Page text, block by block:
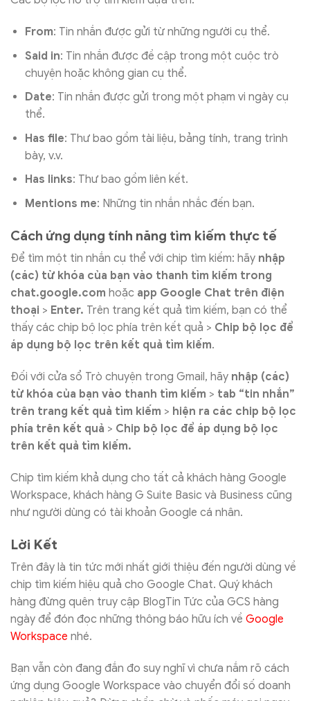
From: Tin nhắn được gửi từ những người cụ thể.
Said in: Tin nhắn được đề cập trong một cuộc trò
chuyện hoặc không gian cụ thể.
Date: Tin nhắn được gửi trong một phạm vi ngày cụ
thể.
Has file: Thư bao gồm tài liệu, bảng tính, trang trình
bày, v.v.
Has links: Thư bao gồm liên kết.
Mentions me: Những tin nhắn nhắc đến bạn.
Cách ứng dụng tính năng tìm kiếm thực tế
Để tìm một tin nhắn cụ thể với chip tìm kiếm: hãy nhập
(các) từ khóa của bạn vào thanh tìm kiếm trong
chat.google.com hoặc app Google Chat trên điện
thoại > Enter. Trên trang kết quả tìm kiếm, bạn có thể
thấy các chip bộ lọc phía trên kết quả > Chip bộ lọc để
áp dụng bộ lọc trên kết quả tìm kiếm.
Đối với cửa sổ Trò chuyện trong Gmail, hãy nhập (các)
từ khóa của bạn vào thanh tìm kiếm > tab “tin nhắn”
trên trang kết quả tìm kiếm > hiện ra các chip bộ lọc
phía trên kết quả > Chip bộ lọc để áp dụng bộ lọc
trên kết quả tìm kiếm.
Chip tìm kiếm khả dụng cho tất cả khách hàng Google
Workspace, khách hàng G Suite Basic và Business cũng
như người dùng có tài khoản Google cá nhân.
Lời Kết
Trên đây là tin tức mới nhất giới thiệu đến người dùng về
chip tìm kiếm hiệu quả cho Google Chat. Quý khách
hàng đừng quên truy cập BlogTin Tức của GCS hàng
ngày để đón đọc những thông báo hữu ích về Google
Workspace nhé.
Bạn vẫn còn đang đắn đo suy nghĩ vì chưa nắm rõ cách
ứng dụng Google Workspace vào chuyển đổi số doanh